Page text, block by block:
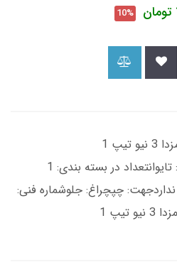
تومان 10%
چراغ جلو چپ مناسب برای مزدا 3 نیو تیپ 1
(وارداتی)ویژگیهاکشور سازنده: تایوانتعداد در بسته بندی: 1
نداردجهت: چپچراغ: جلوشماره فنی: